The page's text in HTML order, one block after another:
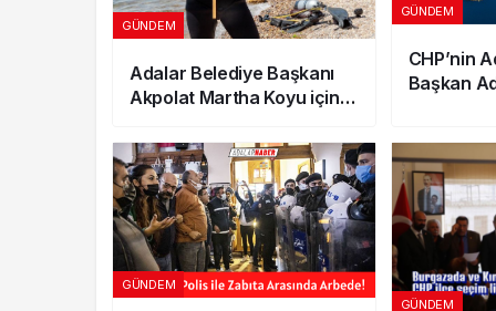
GÜNDEM
Adalar Belediye Başkanı
Akpolat Martha Koyu için
GÜNDEM
CHP’nin
Başkan
GÜNDEM
GÜNDEM